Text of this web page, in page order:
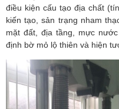
điều kiện cấu tạo địa chất
kiến tạo, sản trạng nham
mặt đất, địa tầng, mực
định bờ mỏ lộ thiên và hiện